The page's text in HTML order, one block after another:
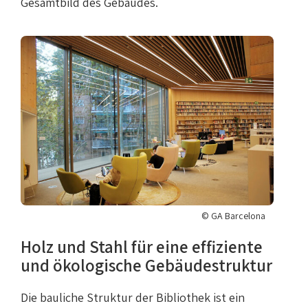
© GA Barcelona
Holz und Stahl für eine effiziente
und ökologische Gebäudestruktur
Die bauliche Struktur der Bibliothek ist ein